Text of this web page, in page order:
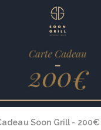
Soon Grill - 200€